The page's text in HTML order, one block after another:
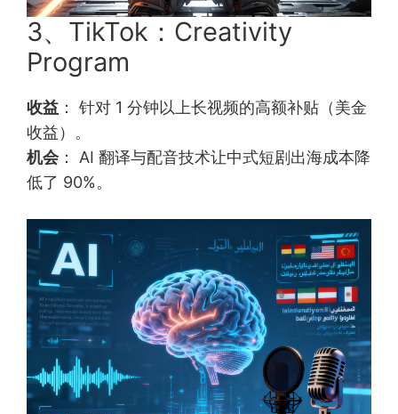
3、TikTok：Creativity
Program
收益 ： 针对 1 分钟以上长视频的高额补贴（美金
收益）。
机会： AI 翻译与配音技术让中式短剧出海成本降
低了 90%。